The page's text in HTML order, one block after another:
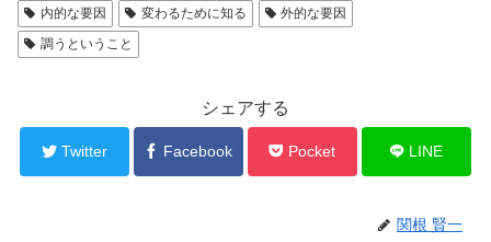
内的な要因 変わるために知る
外的な要因
調うということ
シェアする
Twitter Facebook Pocket LINE
関根 賢一